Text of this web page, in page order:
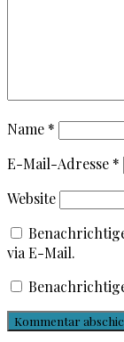
Name *
E-Mail-Adresse *
Website
via E-Mail.